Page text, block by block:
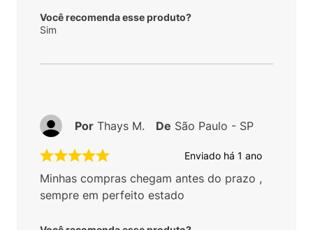
Você recomenda esse produto?
Sim
Enviado há 1 ano
Minhas compras chegam antes do prazo ,
sempre em perfeito estado
Por Thays M. De São Paulo - SP